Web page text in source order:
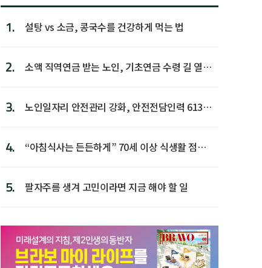
1. 설탕 vs 소금, 콩국수를 건강하게 먹는 법
2.
소액 직역연금 받는 노인, 기초연금 수령 길 열린
3.
노인일자리 안전관리 강화, 안전전담인력 613명
4.
“아침식사는 든든하게” 70세 이상 식생활 점수
5. 팔자주름 생겨 고민이라면 지금 해야 할 일